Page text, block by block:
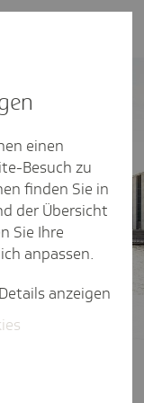
Zugang
einen
Besuch zu
finden Sie in
der Übersicht
Sie Ihre
anpassen.
Details anzeigen